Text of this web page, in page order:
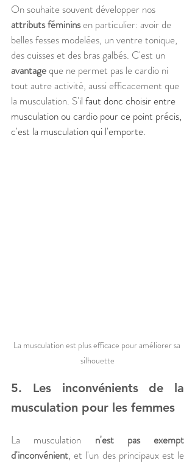
On souhaite souvent développer nos
attributs féminins en particulier: avoir de
belles fesses modelées, un ventre tonique,
des cuisses et des bras galbés. C'est un
avantage que ne permet pas le cardio ni
tout autre activité, aussi efficacement que
la musculation. S'il faut donc choisir entre
musculation ou cardio pour ce point précis,
c'est la musculation qui l'emporte.
La musculation est plus efficace pour améliorer sa
silhouette
5. Les inconvénients de la
musculation pour les femmes
La musculation n'est pas exempt
d'inconvénient, et l'un des principaux est le